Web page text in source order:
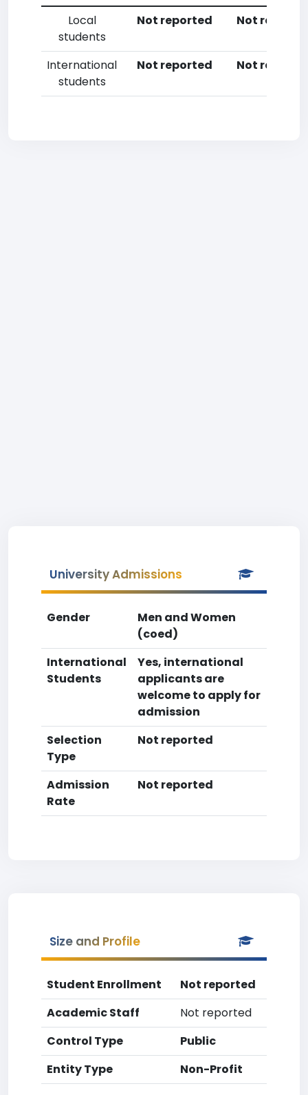
Local
students
Not reported Not
International
students
Not reported Not
University Admissions
Gender
Men and Women
(coed)
International
Students
Yes, international
applicants are
welcome to apply for
admission
Selection
Type
Not reported
Admission
Rate
Not reported
Size and Profile
Student Enrollment
Not reported
Academic Staff
Not reported
Control Type
Public
Entity Type
Non-Profit